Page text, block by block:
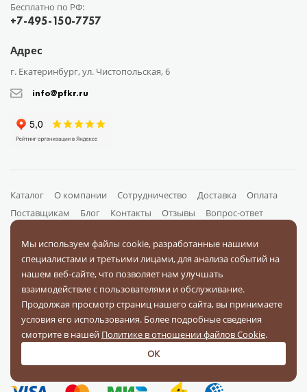
Бесплатно по РФ:
+7-495-150-7757
Адрес
г. Екатеринбург, ул. Чистопольская, 6
info@pfkr.ru
Каталог О компании Сотрудничество Доставка
Оплата
Поставщикам
Блог Контакты Отзывы
Вопрос-ответ
Документы
Оплачивайте заказы
На связи в соц. сетях
Мы используем файлы cookie, разработанные нашими
специалистами и третьими лицами, для анализа событий на
нашем веб-сайте, что позволяет нам улучшать
взаимодействие с пользователями и обслуживание.
Продолжая просмотр страниц нашего сайта, вы принимаете
условия его использования. Более подробные сведения
смотрите в нашей Политике в отношении файлов Cookie.
ОК